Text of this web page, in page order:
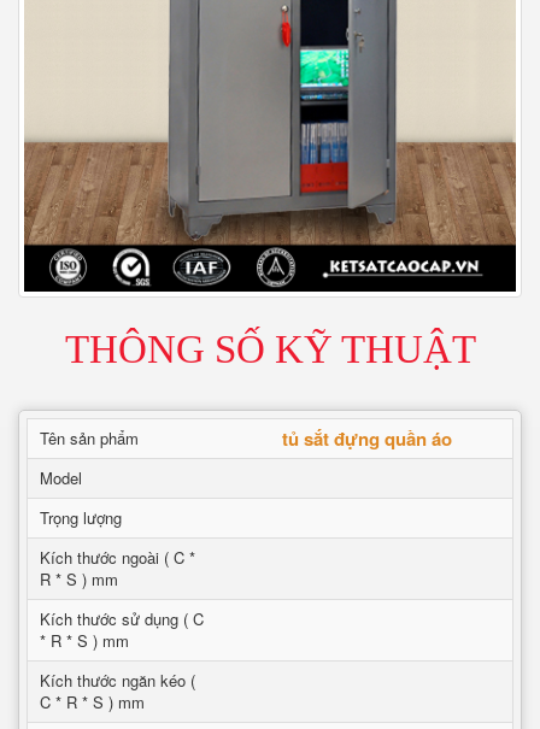
THÔNG SỐ KỸ THUẬT
Tên sản phẩm tủ sắt đựng quần áo
Model
Trọng lượng
Kích thước ngoài ( C *
R * S ) mm
Kích thước sử dụng ( C
* R * S ) mm
Kích thước ngăn kéo (
C * R * S ) mm